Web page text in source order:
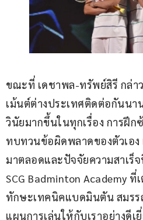
ขณะที่ เดชาพล-ทรัพย์สิรี กล่า
เม้นต์ต่างประเทศติดต่อกันนา
วินัยมากขึ้นในทุกเรื่อง การฝึ
ทบทวนข้อผิดพลาดของตัวเอ
มาตลอดและปัจจัยความสาเ
SCG Badminton Academy
ทักษะเทคนิคแบดมินตัน สมรร
แผนการเล่นให้กับเราอย่างดี